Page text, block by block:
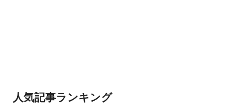
人気記事ランキング